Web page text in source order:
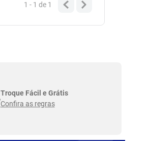
1 - 1de 1
Troque Fácil e Grátis
Confira as regras